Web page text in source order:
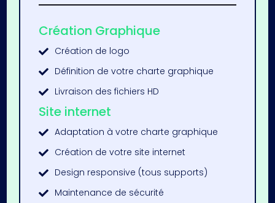
Création Graphique
 Création de logo
 Définition de votre charte graphique
 Livraison des fichiers HD
Site internet
 Adaptation à votre charte graphique
 Création de votre site internet
 Design responsive (tous supports)
 Maintenance de sécurité